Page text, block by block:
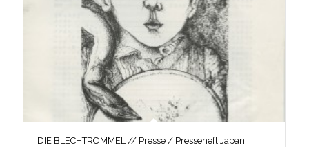
DIE BLECHTROMMEL // Presse / Presseheft Japan